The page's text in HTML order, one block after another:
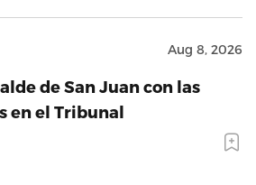
Aug 8, 2026
de San Juan con las
en el Tribunal